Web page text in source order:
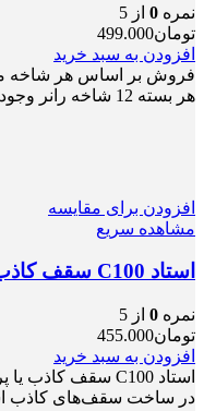
نمره 0 از 5
تومان499.000
افزودن به سبد خرید
هر بسته 12 شاخه رانر وجود دارد.
افزودن برای مقایسه
مشاهده سریع
استاد C100 سقف کاذب ( C100-3000 ) ورق 0.50
نمره 0 از 5
تومان455.000
افزودن به سبد خرید
در ساخت سقف‌های کاذب